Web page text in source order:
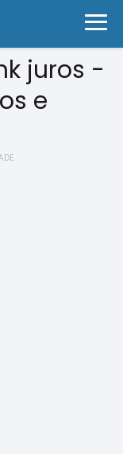
juros -
e